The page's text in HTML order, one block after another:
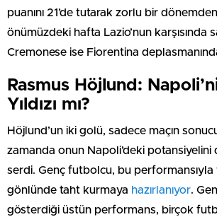
puanını 21’de tutarak zorlu bir
önümüzdeki hafta Lazio’nun karşısında
Cremonese ise Fiorentina
Rasmus Höjlund:
Yıldızı mı?
Höjlund’un iki golü, sadece maçın
zamanda onun Napoli’deki
serdi. Genç futbolcu, bu performansıyla
gönlünde taht kurmaya hazırlanıyor.
gösterdiği üstün performans, birçok